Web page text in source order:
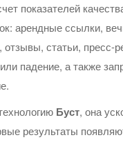
показателей
арендные ссылки,
статьи, пресс-
падение, а также
Буст, она
результаты